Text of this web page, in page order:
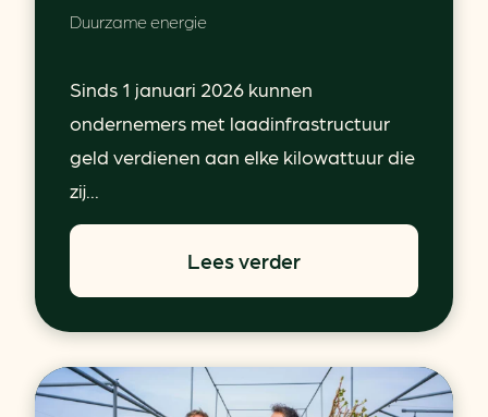
Duurzame energie
Sinds 1 januari 2026 kunnen
ondernemers met laadinfrastructuur
geld verdienen aan elke kilowattuur die
zij...
Lees verder